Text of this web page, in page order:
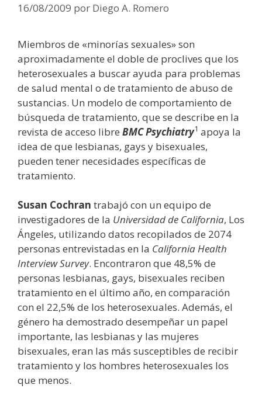
16/08/2009 por Diego A. Romero
Miembros de «minorías sexuales» son
aproximadamente el doble de proclives que los
heterosexuales a buscar ayuda para problemas
de salud mental o de tratamiento de abuso de
sustancias. Un modelo de comportamiento de
búsqueda de tratamiento, que se describe en la
revista de acceso libre BMC Psychiatry1 apoya la
idea de que lesbianas, gays y bisexuales,
pueden tener necesidades específicas de
tratamiento.
Susan Cochran trabajó con un equipo de
investigadores de la Universidad de California, Los
Ángeles, utilizando datos recopilados de 2074
personas entrevistadas en la California Health
Interview Survey. Encontraron que 48,5% de
personas lesbianas, gays, bisexuales reciben
tratamiento en el último año, en comparación
con el 22,5% de los heterosexuales. Además, el
género ha demostrado desempeñar un papel
importante, las lesbianas y las mujeres
bisexuales, eran las más susceptibles de recibir
tratamiento y los hombres heterosexuales los
que menos.